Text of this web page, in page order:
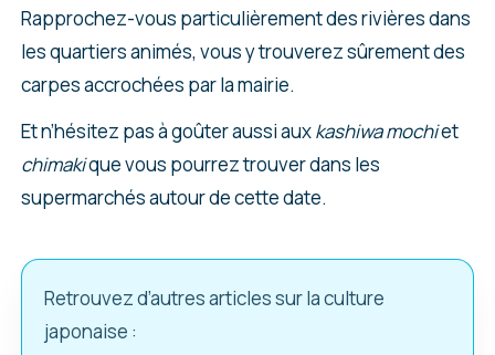
Rapprochez-vous particulièrement des rivières dans
les quartiers animés, vous y trouverez sûrement des
carpes accrochées par la mairie.
Et n’hésitez pas à goûter aussi auxkashiwa mochiet
chimakique vous pourrez trouver dans les
supermarchés autour de cette date.
Retrouvez d’autres articles sur la culture
japonaise :